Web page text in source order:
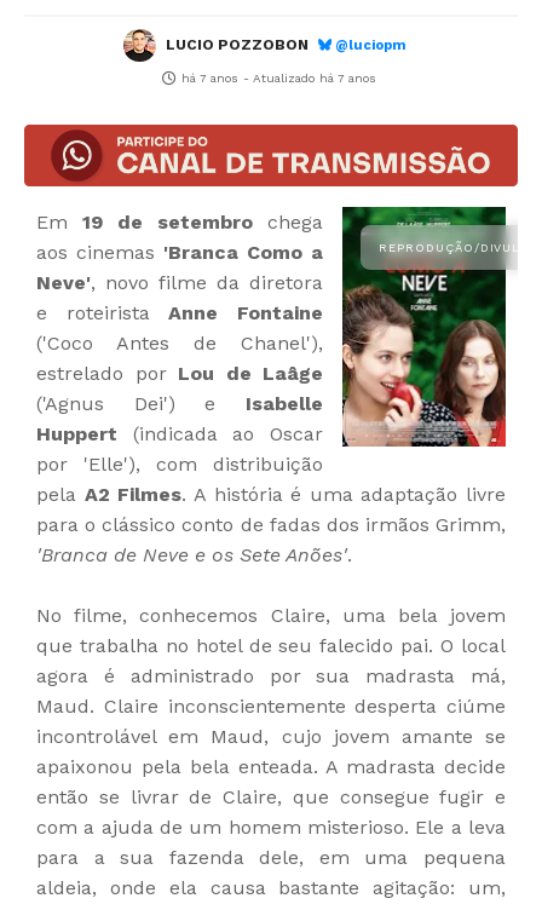
LUCIO POZZOBON @luciopm
há 7 anos - Atualizado há 7 anos
Em 19 de setembro chega
aos cinemas 'Branca Como a
Neve', novo filme da diretora
e roteiristaAnne Fontaine
('Coco Antes de Chanel'),
estrelado por Lou de Laâge
('Agnus Dei') e Isabelle
Huppert (indicada ao Oscar
por 'Elle'), com distribuição
pela A2 Filmes. A história é uma adaptação livre
para o clássico conto de fadas dos irmãos Grimm,
'Branca de Neve e os Sete Anões'.
No filme, conhecemos Claire, uma bela jovem
que trabalha no hotel de seu falecido pai. O local
agora é administrado por sua madrasta má,
Maud. Claire inconscientemente desperta ciúme
incontrolável em Maud, cujo jovem amante se
apaixonou pela bela enteada. A madrasta decide
então se livrar de Claire, que consegue fugir e
com a ajuda de um homem misterioso. Ele a leva
para a sua fazenda dele, em uma pequena
aldeia, onde ela causa bastante agitação: um,